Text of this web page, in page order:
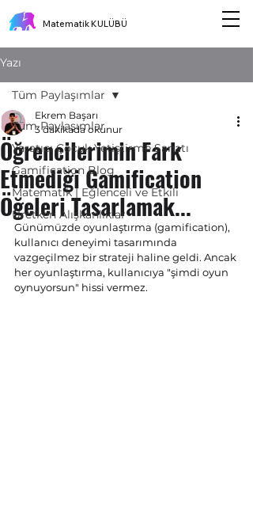
Matematik KULÜBÜ
Yazı
Tüm Paylaşımlar
Yaratıcı Çocuk Yetiştirme Sanatı
Gamification Blog
Matematik | Eğlenceli ve Etkili
Üretken Alışkanlıklar
Tüm Paylaşımlar
Öğrencilerimin Fark
Etmediği Gamification
Öğeleri Tasarlamak...
Ekrem Başarı
3 dakikada okunur
Günümüzde oyunlaştırma (gamification),
kullanıcı deneyimi tasarımında
vazgeçilmez bir strateji haline geldi. Ancak
her oyunlaştırma, kullanıcıya "şimdi oyun
oynuyorsun" hissi vermez.